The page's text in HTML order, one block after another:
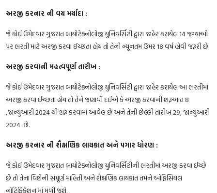
અરજી કરનાર ની વય મર્યાદા :
જે કોઈ ઉમેદવાર ગુજરાત બાયોટેક્નોલોજી યુનિવર્સિટી દ્વારા જાહેર કરાયેલ 14 જગ્યાઓ
પર ભરતી માટે અરજી કરવા ઈચ્છતા હોય તો તેની ન્યૂનતમ ઉંમર 18 વર્ષ હોવી જરૂરી છે.
અરજી કરવાની મહત્વપૂર્ણ તારીખ :
જે કોઈ ઉમેદવાર ગુજરાત બાયોટેક્નોલોજી યુનિવર્સિટી દ્વારા જાહેર કરાયેલ આ ભરતીમાં
અરજી કરવા ઈચ્છતા હોય તો તેને જણાવી દઈએ કે અરજી કરવાની શરૂઆત 8
,જાન્યુઆરી 2024 થી શરૂ કરવામાં આવેલ છે અને તેની છેલ્લી તારીખ 29, જાન્યુઆરી
2024 છે.
અરજી કરનાર ની શૈક્ષણિક લાયકાત અને પગાર ધોરણ :
જે કોઈ ઉમેદવાર ગુજરાત બાયોટેક્નોલોજી યુનિવર્સિટીની ભરતીમાં અરજી કરવા ઈચ્છે
છે તો તેના વિશેની સંપૂર્ણ માહિતી અને શૈક્ષણિક લાયકાત તમને ઓફિસિયલ
નોટિફિકેશન માં મળી જશે.